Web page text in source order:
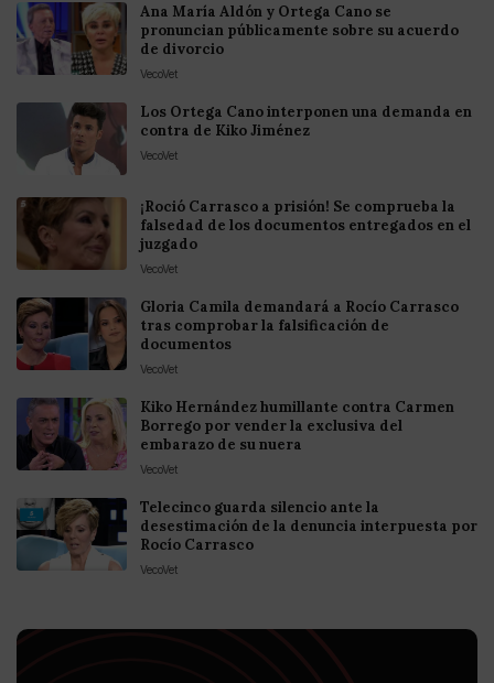
Ana María Aldón y Ortega Cano se
pronuncian públicamente sobre su acuerdo
de divorcio
VecoVet
Los Ortega Cano interponen una demanda en
contra de Kiko Jiménez
VecoVet
¡Roció Carrasco a prisión! Se comprueba la
falsedad de los documentos entregados en el
juzgado
VecoVet
Gloria Camila demandará a Rocío Carrasco
tras comprobar la falsificación de
documentos
VecoVet
Kiko Hernández humillante contra Carmen
Borrego por vender la exclusiva del
embarazo de su nuera
VecoVet
Telecinco guarda silencio ante la
desestimación de la denuncia interpuesta por
Rocío Carrasco
VecoVet